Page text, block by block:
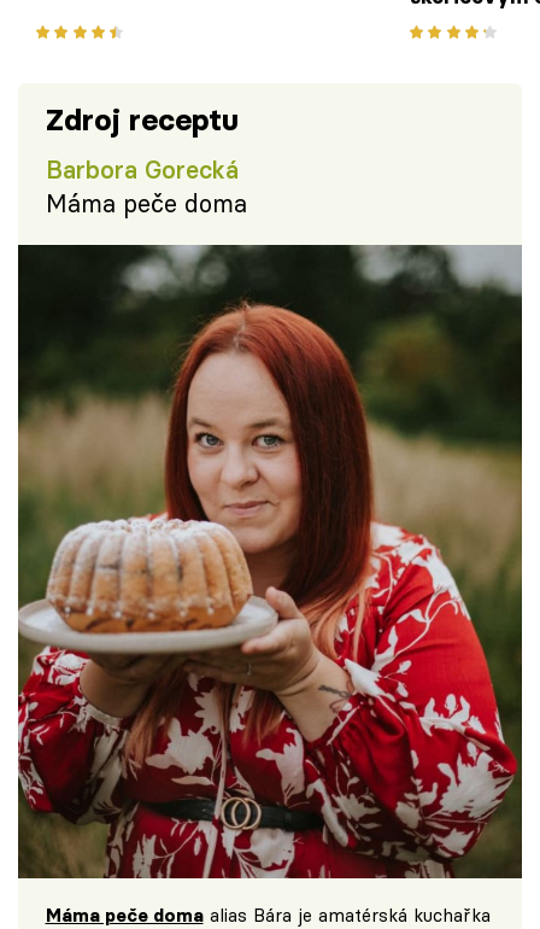
Zdroj receptu
Barbora Gorecká
Máma peče doma
Máma peče domaalias Bára je amatérská kuchařka